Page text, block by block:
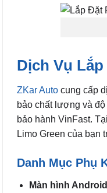
Dịch Vụ
ZKar Auto cung cấp
bảo chất lượng và
bảo hành VinFast.
Limo Green của bạn
Danh Mục Phụ
Màn hình